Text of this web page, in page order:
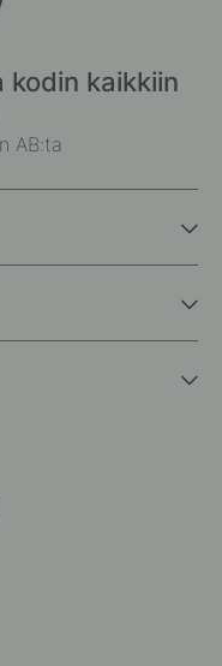
kodin kaikkiin
AB:ta